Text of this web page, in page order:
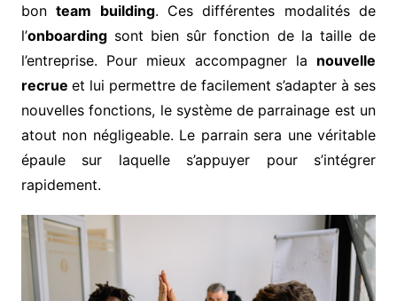
bonteam building. Ces différentes modalités de
l’onboardingsont bien sûr fonction de la taille de
l’entreprise. Pour mieux accompagner la nouvelle
recrue et lui permettre de facilement s’adapter à ses
nouvelles fonctions, le système de parrainage est un
atout non négligeable. Le parrain sera une véritable
épaule sur laquelle s’appuyer pour s’intégrer
rapidement.